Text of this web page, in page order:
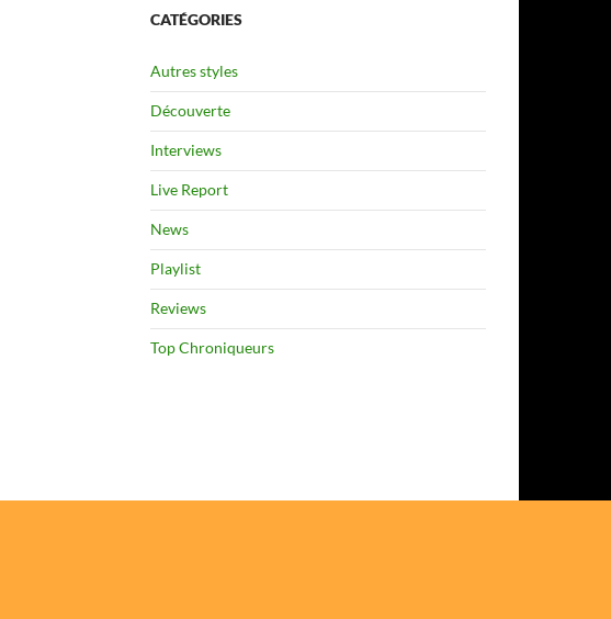
CATÉGORIES
Autres styles
Découverte
Interviews
Live Report
News
Playlist
Reviews
Top Chroniqueurs